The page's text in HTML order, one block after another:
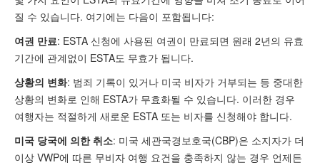
질 수 있습니다. 여기에는 다음이 포함됩니다:
여권 만료: ESTA 신청에 사용된 여권이 만료되면 원래 2년의 유효
기간에 관계없이 ESTA도 무효가 됩니다.
상황의 변화: 범죄 기록이 있거나 미국 비자가 거부되는 등 중대한
상황의 변화로 인해 ESTA가 무효화될 수 있습니다. 이러한 경우
여행자는 적절하게 새로운 ESTA 또는 비자를 신청해야 합니다.
미국 당국에 의한 취소: 미국 세관국경보호국(CBP)은 소지자가 더
이상 VWP에 따른 무비자 여행 요건을 충족하지 않는 경우 언제든